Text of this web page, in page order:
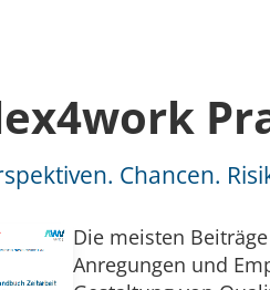
Chancen.
Die meisten
Anregungen und